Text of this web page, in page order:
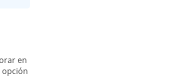
en
opción